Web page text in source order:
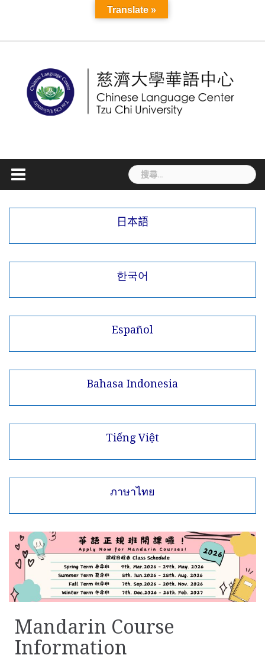
日本語
한국어
Español
Bahasa Indonesia
Tiếng Việt
ภาษาไทย
Mandarin Course
Information
Translate »